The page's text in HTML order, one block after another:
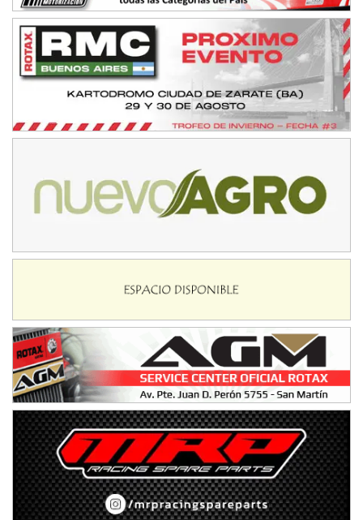
SUR SANTAFESINO - F4
José Samuel Sánchez (Tierra)
Rufino (Santa Fe)
TUCUMANO - F5
COBERTURA ESPECIAL DE E-KART.COM.AR
IAME SERIES ARGENTINA 6
Ramiro Tot (Asfalto)
Baradero (Buenos Aires)
Ciudad de Trenque Lauquen (Asfalto)
Villaguay (Entre Ríos)
VICTORIENSE - F7
El Cerro (Tierra)
Victoria (Entre Ríos)
PATAGONICO - F6
Moto Club Reginense (Tierra)
Gral. E. Godoy (Río Negro)
CSK - F7
Juventud Unida (Tierra)
Humboldt (Santa Fe)